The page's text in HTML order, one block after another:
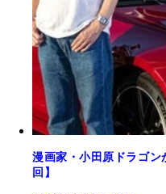
漫画家・小田原ドラゴン
回】